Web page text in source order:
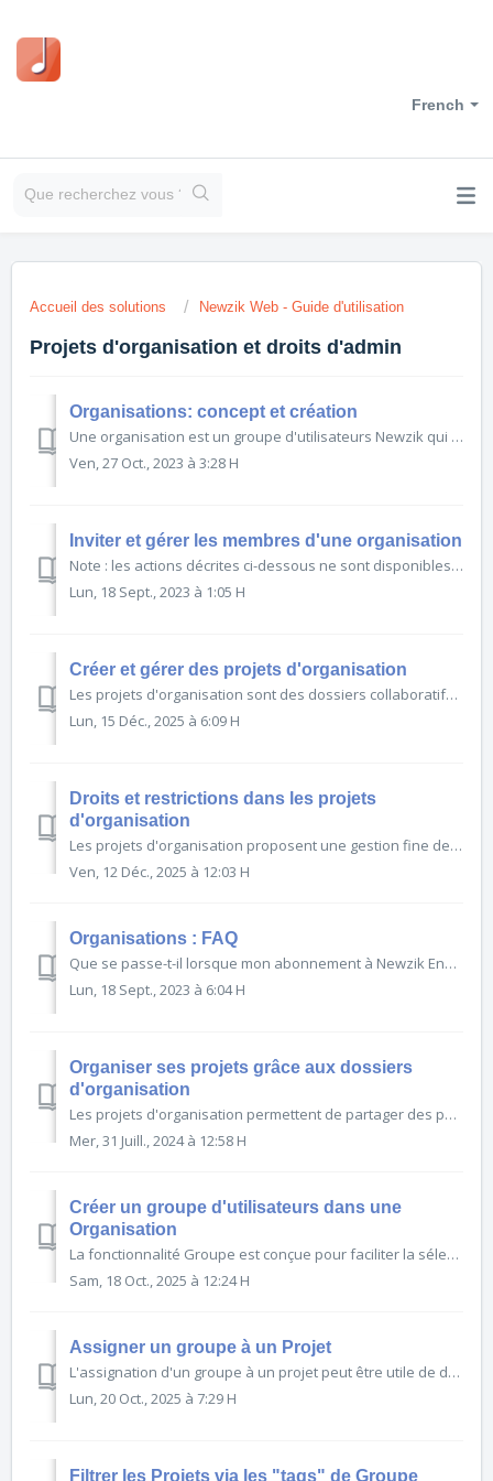
French
Accueil des solutions Newzik Web - Guide d'utilisation
Projets d'organisation et droits d'admin
Organisations: concept et création
Une organisation est un groupe d'utilisateurs Newzik qui peuvent partager des projets collaboratifs et des partitions entre eux. L'accès aux organisation est une fonctionnalité exclusive ...
Ven, 27 Oct., 2023 à 3:28 H
Inviter et gérer les membres d'une organisation
Note : les actions décrites ci-dessous ne sont disponibles qu'aux propriétaires d'organisation La première étape après avoir créé votre organisation Newzik est d'inviter des mem...
Lun, 18 Sept., 2023 à 1:05 H
Créer et gérer des projets d'organisation
Les projets d'organisation sont des dossiers collaboratifs de partitions qui peuvent être partagés avec d'autres membres de l'organisation, avec des droits et des restrictions appliqué...
Lun, 15 Déc., 2025 à 6:09 H
Droits et restrictions dans les projets
d'organisation
Les projets d'organisation proposent une gestion fine des droits : les membres ne peuvent effectuer par défaut qu'un nombre limité d'actions. De plus, les paramètres de projet permette...
Ven, 12 Déc., 2025 à 12:03 H
Organisations : FAQ
Que se passe-t-il lorsque mon abonnement à Newzik Ensemble expire ? Lorsque l'abonnement de votre organisation expirera, vous ne pourrez plus inviter de nouveaux utilisateurs (le lien d...
Lun, 18 Sept., 2023 à 6:04 H
Organiser ses projets grâce aux dossiers
d'organisation
Les projets d'organisation permettent de partager des partitions avec les membres de votre organisation. Les dossiers offrent la possibilité de trier et organiser ces projets via une hiérarch...
Mer, 31 Juill., 2024 à 12:58 H
Créer un groupe d'utilisateurs dans une
Organisation
La fonctionnalité Groupe est conçue pour faciliter la sélection d'un groupe prédéfini d'utilisateurs au sein d'une organisation. Cela peut être utile par exemple lorsque vous créez un...
Sam, 18 Oct., 2025 à 12:24 H
Assigner un groupe à un Projet
L'assignation d'un groupe à un projet peut être utile de deux manières : Faciliter l'ajout groupé de plusieurs utilisateurs à un projet. Filtrer les projets (dans la liste des pr...
Lun, 20 Oct., 2025 à 7:29 H
Filtrer les Projets via les "tags" de Groupe